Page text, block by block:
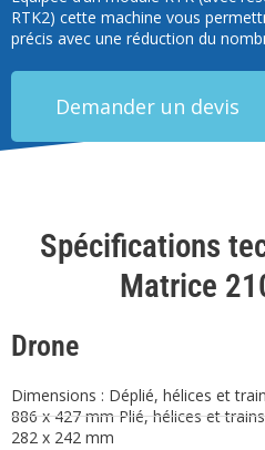
RTK2) cette machine vous
précis avec une réduction du
Demander un devis
Spécifications
Matrice
Drone
Dimensions : Déplié, hélices et
886 x 427 mm Plié, hélices et
282 x 242 mm